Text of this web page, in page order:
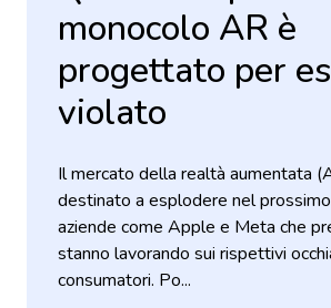
monocolo AR è
progettato per
violato
Il mercato della realtà aumentata
destinato a esplodere nel
aziende come Apple e Meta che
stanno lavorando sui rispettivi
consumatori. Po...